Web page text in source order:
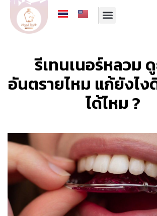
รีเทนเนอร์หลวม
อันตรายไหม แก้ยังไง
ได้ไหม ?